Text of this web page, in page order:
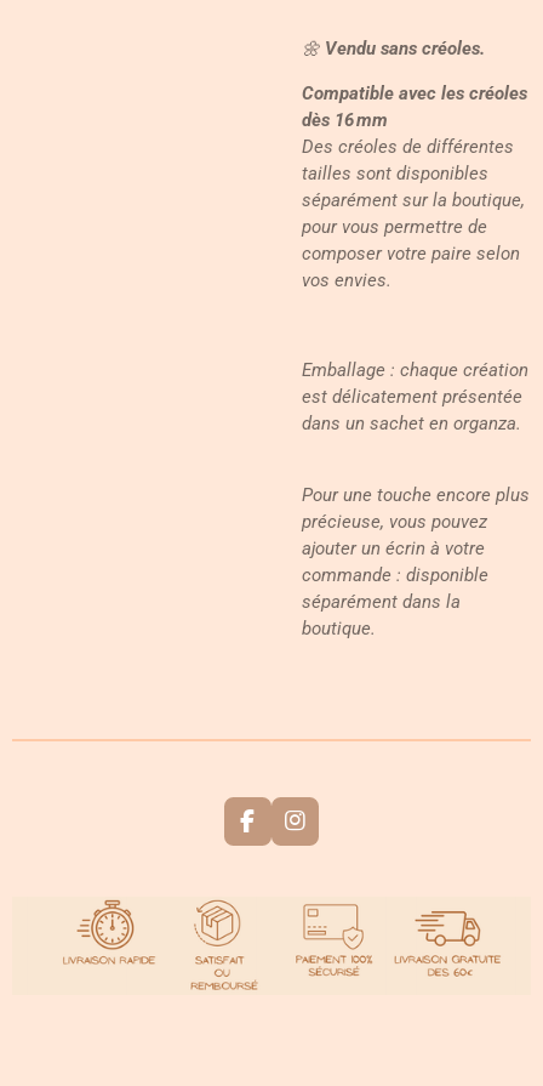
🌼 Vendu sans créoles.
Compatible avec les créoles
dès 16 mm
Des créoles de différentes
tailles sont disponibles
séparément sur la boutique,
pour vous permettre de
composer votre paire selon
vos envies.
Emballage : chaque création
est délicatement présentée
dans un sachet en organza.
Pour une touche encore plus
précieuse, vous pouvez
ajouter un écrin à votre
commande : disponible
séparément dans la
boutique.
F
a
k
I
n
g
r